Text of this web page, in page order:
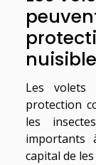
Les volets
protection
les
importants
capital de